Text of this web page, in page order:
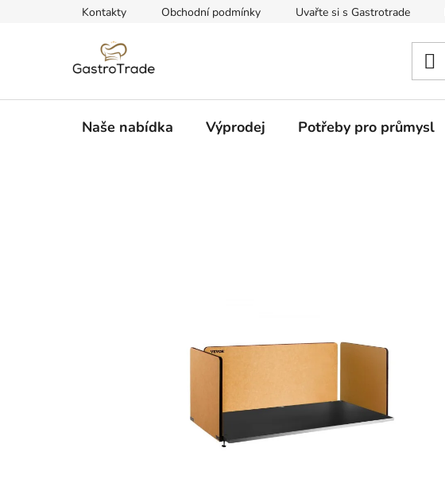
Kontakty Obchodní podmínky Uvařte si s Gastrotrade
Naše nabídka Výprodej Potřeby pro průmysl